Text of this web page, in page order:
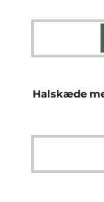
Halskæde